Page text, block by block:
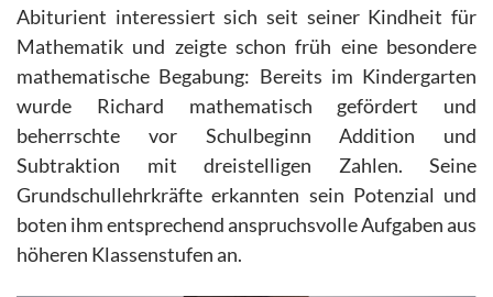
Abiturient interessiert sich seit seiner Kindheit für
Mathematik und zeigte schon früh eine besondere
mathematische Begabung: Bereits im Kindergarten
wurde Richard mathematisch gefördert und
beherrschte vor Schulbeginn Addition und
Subtraktion mit dreistelligen Zahlen. Seine
Grundschullehrkräfte erkannten sein Potenzial und
boten ihm entsprechend anspruchsvolle Aufgaben aus
höheren Klassenstufen an.